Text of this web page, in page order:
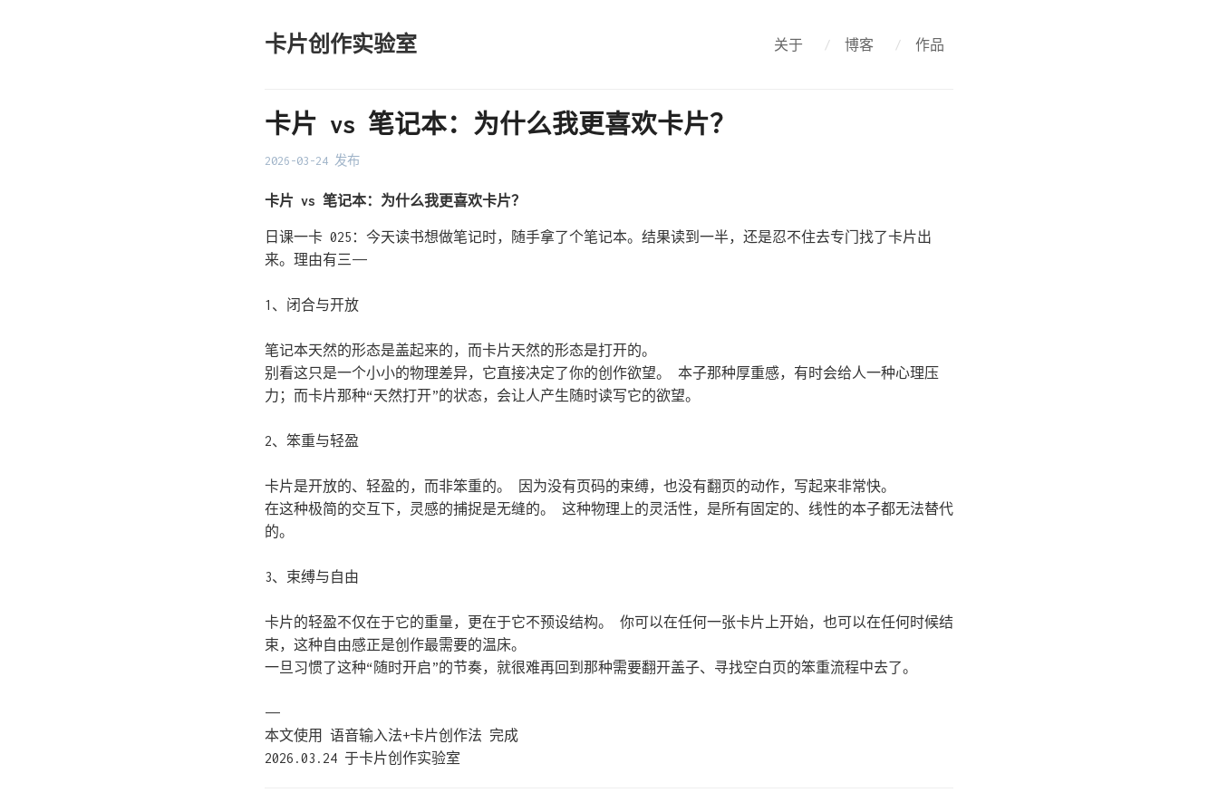
卡片创作实验室 关于 / 博客 / 作品
卡片 vs 笔记本：为什么我更喜欢卡片？
2026-03-24 发布
卡片 vs 笔记本：为什么我更喜欢卡片？
日课一卡 025：今天读书想做笔记时，随手拿了个笔记本。结果读到一半，还是忍不住去专门找了卡片出
来。理由有三——
1、闭合与开放
笔记本天然的形态是盖起来的，而卡片天然的形态是打开的。
别看这只是一个小小的物理差异，它直接决定了你的创作欲望。 本子那种厚重感，有时会给人一种心理压
力；而卡片那种“天然打开”的状态，会让人产生随时读写它的欲望。
2、笨重与轻盈
卡片是开放的、轻盈的，而非笨重的。 因为没有页码的束缚，也没有翻页的动作，写起来非常快。
在这种极简的交互下，灵感的捕捉是无缝的。 这种物理上的灵活性，是所有固定的、线性的本子都无法替代
的。
3、束缚与自由
卡片的轻盈不仅在于它的重量，更在于它不预设结构。 你可以在任何一张卡片上开始，也可以在任何时候结
束，这种自由感正是创作最需要的温床。
一旦习惯了这种“随时开启”的节奏，就很难再回到那种需要翻开盖子、寻找空白页的笨重流程中去了。
——
本文使用 语音输入法+卡片创作法 完成
2026.03.24 于卡片创作实验室